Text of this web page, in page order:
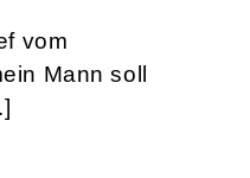
vom
Mann soll